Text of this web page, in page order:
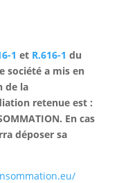
1 et R.616-1 du
société a mis en
de la
retenue est :
En cas
déposer sa